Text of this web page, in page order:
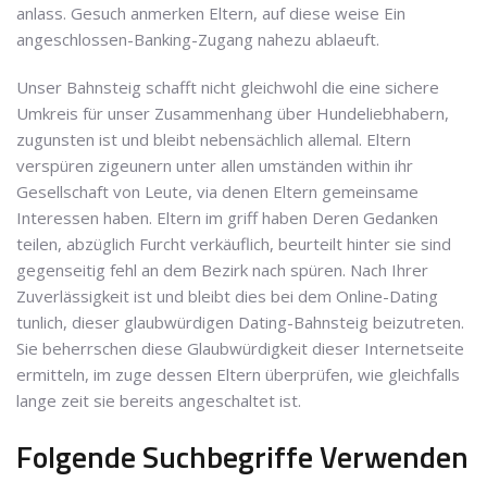
anlass. Gesuch anmerken Eltern, auf diese weise Ein
angeschlossen-Banking-Zugang nahezu ablaeuft.
Unser Bahnsteig schafft nicht gleichwohl die eine sichere
Umkreis für unser Zusammenhang über Hundeliebhabern,
zugunsten ist und bleibt nebensächlich allemal. Eltern
verspüren zigeunern unter allen umständen within ihr
Gesellschaft von Leute, via denen Eltern gemeinsame
Interessen haben. Eltern im griff haben Deren Gedanken
teilen, abzüglich Furcht verkäuflich, beurteilt hinter sie sind
gegenseitig fehl an dem Bezirk nach spüren. Nach Ihrer
Zuverlässigkeit ist und bleibt dies bei dem Online-Dating
tunlich, dieser glaubwürdigen Dating-Bahnsteig beizutreten.
Sie beherrschen diese Glaubwürdigkeit dieser Internetseite
ermitteln, im zuge dessen Eltern überprüfen, wie gleichfalls
lange zeit sie bereits angeschaltet ist.
Folgende Suchbegriffe Verwenden